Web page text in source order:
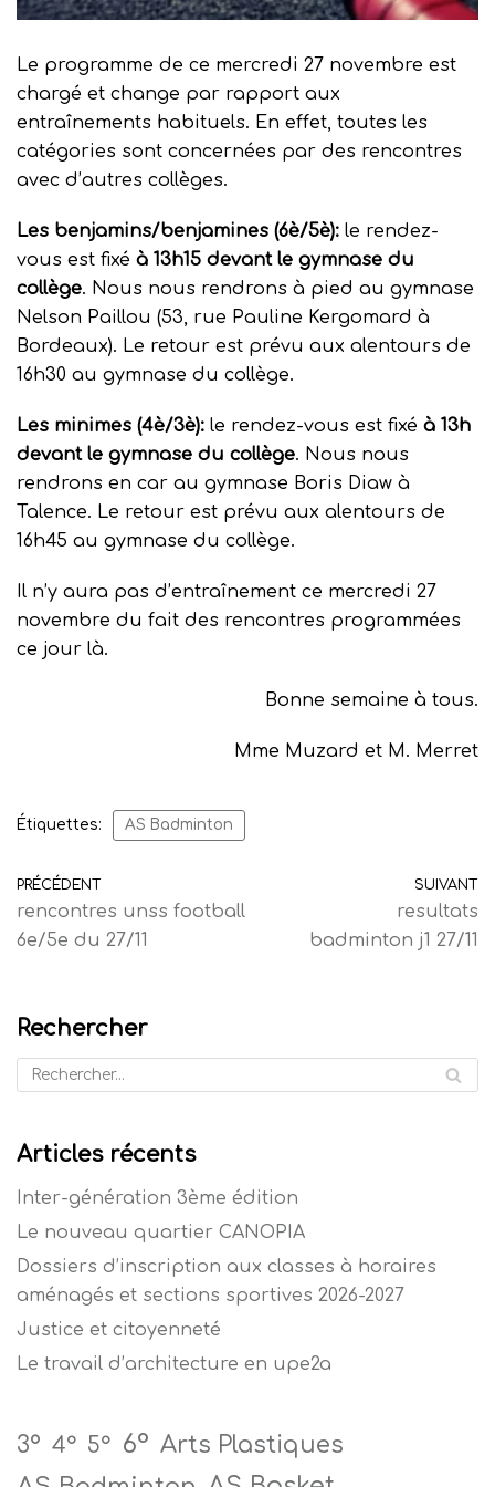
Le programme de ce mercredi 27 novembre est
chargé et change par rapport aux
entraînements habituels. En effet, toutes les
catégories sont concernées par des rencontres
avec d’autres collèges.
Les benjamins/benjamines (6è/5è): le rendez-
vous est fixé à 13h15 devant le gymnase du
collège. Nous nous rendrons à pied au gymnase
Nelson Paillou (53, rue Pauline Kergomard à
Bordeaux). Le retour est prévu aux alentours de
16h30 au gymnase du collège.
Les minimes (4è/3è): le rendez-vous est fixé à 13h
devant le gymnase du collège. Nous nous
rendrons en car au gymnase Boris Diaw à
Talence. Le retour est prévu aux alentours de
16h45 au gymnase du collège.
Il n’y aura pas d’entraînement ce mercredi 27
novembre du fait des rencontres programmées
ce jour là.
Bonne semaine à tous.
Mme Muzard et M. Merret
Étiquettes: AS Badminton
PRÉCÉDENT
rencontres unss football
6e/5e du 27/11
SUIVANT
resultats
badminton j1 27/11
Rechercher
Articles récents
Inter-génération 3ème édition
Le nouveau quartier CANOPIA
Dossiers d’inscription aux classes à horaires
aménagés et sections sportives 2026-2027
Justice et citoyenneté
Le travail d’architecture en upe2a
3° 4° 5° 6° Arts Plastiques